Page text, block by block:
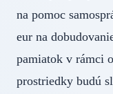
na pomoc
eur na
pamiatok v rámci
prostriedky budú